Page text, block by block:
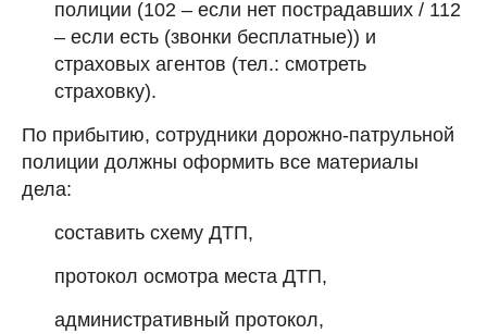
полиции (102 – если нет пострадавших / 112
– если есть (звонки бесплатные)) и
страховых агентов (тел.: смотреть
страховку).
По прибытию, сотрудники дорожно-патрульной
полиции должны оформить все материалы
дела:
составить схему ДТП,
протокол осмотра места ДТП,
административный протокол,